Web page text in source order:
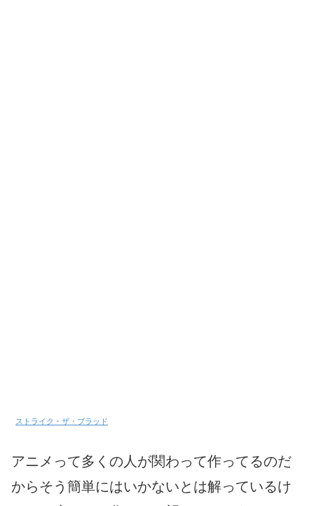
ストライク・ザ・ブラッド
アニメって多くの人が関わって作ってるのだ
からそう簡単にはいかないとは解っているけ